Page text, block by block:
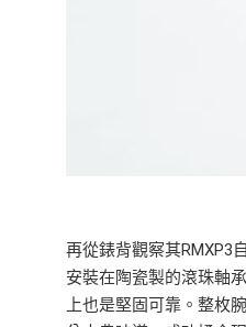
再從錶背觀察其RMXP3
安裝在陶瓷製的滾珠軸
上也是堅固可靠。整枚